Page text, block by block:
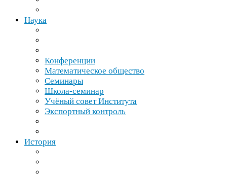
Наука
Конференции
Математическое общество
Семинары
Школа-​семинар
Учёный совет Института
Экспортный контроль
История